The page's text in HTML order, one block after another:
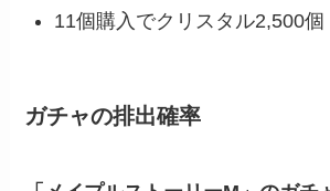
11個購入でクリスタル2,500個
ガチャの排出確率